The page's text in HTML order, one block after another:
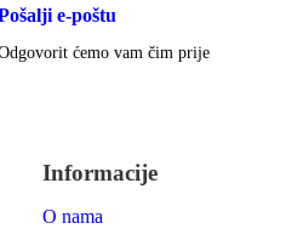
e-poštu
ćemo vam čim prije
Informacije
O nama